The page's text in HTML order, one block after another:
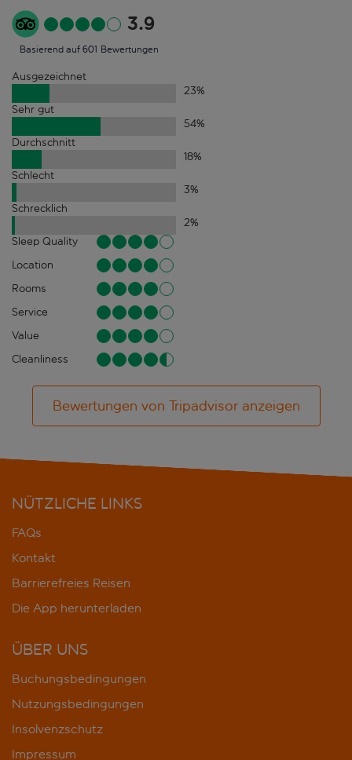
3.9
Basierend auf 601 Bewertungen
Ausgezeichnet
23%
Sehr gut
54%
Durchschnitt
18%
Schlecht
3%
Schrecklich
2%
Sleep Quality
Location
Rooms
Service
Value
Cleanliness
Bewertungen von Tripadvisor anzeigen
NÜTZLICHE LINKS
FAQs
Kontakt
Barrierefreies Reisen
Die App herunterladen
ÜBER UNS
Buchungsbedingungen
Nutzungsbedingungen
Insolvenzschutz
Impressum